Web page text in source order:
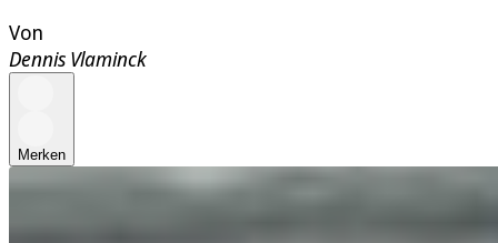
Von
Dennis Vlaminck
Merken